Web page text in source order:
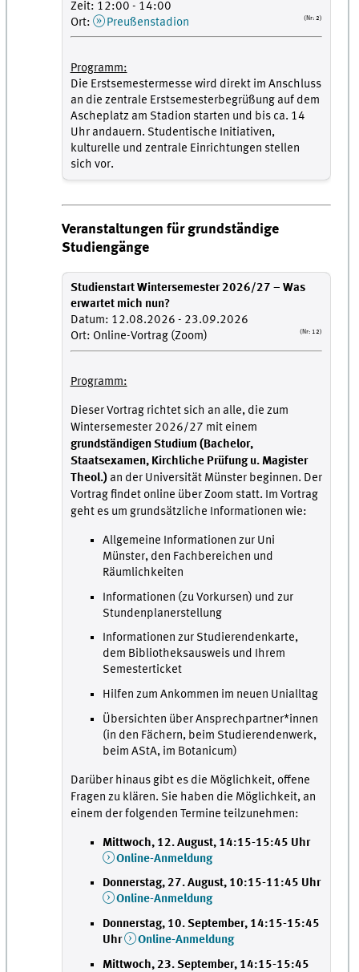
Zeit: 12:00 - 14:00
Ort:
Preußenstadion (Nr: 2)
Programm:
Die Erstsemestermesse wird direkt im Anschluss
an die zentrale Erstsemesterbegrüßung auf dem
Ascheplatz am Stadion starten und bis ca. 14
Uhr andauern. Studentische Initiativen,
kulturelle und zentrale Einrichtungen stellen
sich vor.
Veranstaltungen für grundständige
Studiengänge
Studienstart Wintersemester 2026/27 – Was
erwartet mich nun?
Datum: 12.08.2026 - 23.09.2026
Ort: Online-Vortrag (Zoom)
(Nr: 12)
Programm:
Dieser Vortrag richtet sich an alle, die zum
Wintersemester 2026/27 mit einem
grundständigen Studium (Bachelor,
Staatsexamen, Kirchliche Prüfung u. Magister
Theol.)an der Universität Münster beginnen. Der
Vortrag findet online über Zoom statt. Im Vortrag
geht es um grundsätzliche Informationen wie:
Allgemeine Informationen zur Uni
Münster, den Fachbereichen und
Räumlichkeiten
Informationen (zu Vorkursen) und zur
Stundenplanerstellung
Informationen zur Studierendenkarte,
dem Bibliotheksausweis und Ihrem
Semesterticket
Hilfen zum Ankommen im neuen Unialltag
Übersichten über Ansprechpartner*innen
(in den Fächern, beim Studierendenwerk,
beim AStA, im Botanicum)
Darüber hinaus gibt es die Möglichkeit, offene
Fragen zu klären. Sie haben die Möglichkeit, an
einem der folgenden Termine teilzunehmen:
Mittwoch, 12. August, 14:15-15:45 Uhr
Online-Anmeldung
Donnerstag, 27. August, 10:15-11:45 Uhr
Online-Anmeldung
Donnerstag, 10. September, 14:15-15:45
Uhr
Online-Anmeldung
Mittwoch, 23. September, 14:15-15:45